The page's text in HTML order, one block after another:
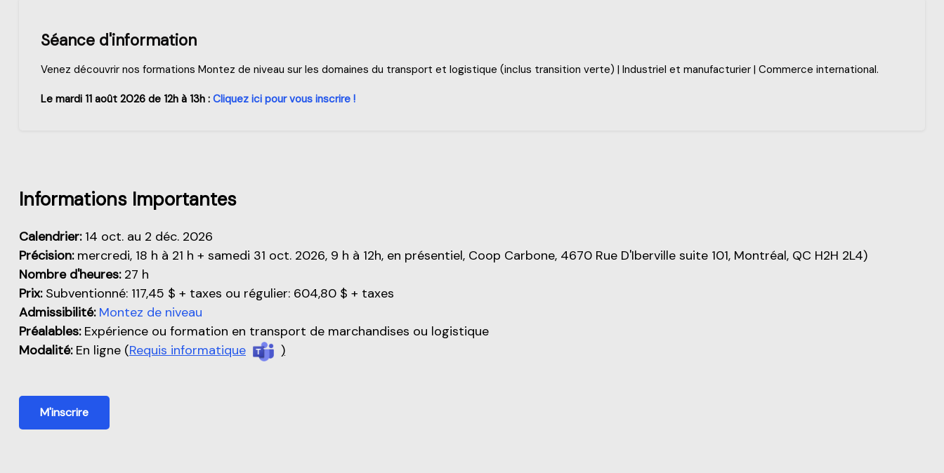
Séance d'information
Venez découvrir nos formations Montez de niveau sur les domaines du transport et logistique (inclus transition verte) | Industriel et manufacturier | Commerce international.
Le mardi 11 août 2026 de 12h à 13h : Cliquez ici pour vous inscrire !
Aperçu de cette partie
Informations Importantes
Calendrier: 14 oct. au 2 déc. 2026
Précision: mercredi, 18 h à 21 h + samedi 31 oct. 2026, 9 h à 12h, en présentiel, Coop Carbone, 4670 Rue D'Iberville suite 101, Montréal, QC H2H 2L4)
Nombre d'heures:27 h
Prix: Subventionné: 117,45 $ + taxes ou régulier: 604,80 $ + taxes
Admissibilité: Montez de niveau
Préalables:Expérience ou formation en transport de marchandises ou logistique
Modalité:En ligne (Requis informatique )
M'inscrire